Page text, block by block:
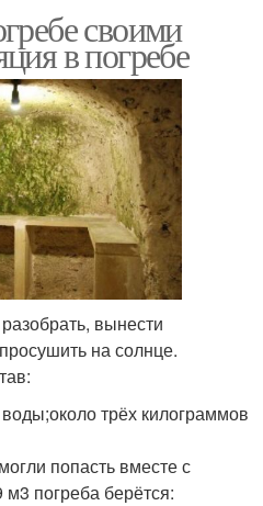
своими
в погребе
вынести
на солнце.
трёх килограммов
попасть вместе с
погреба берётся: